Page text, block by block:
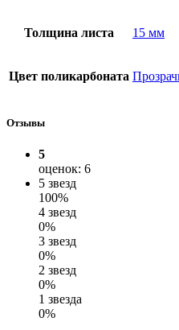
Толщина листа 15 мм
Цвет поликарбоната
Отзывы
5
оценок: 6
5 звезд
100%
4 звезд
0%
3 звезд
0%
2 звезд
0%
1 звезда
0%